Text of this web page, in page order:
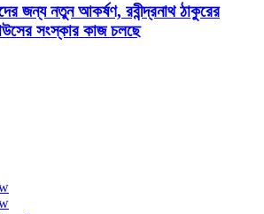
জন্য নতুন আকর্ষণ, রবীন্দ্রনাথ ঠাকুরের
সংস্কার কাজ চলছে